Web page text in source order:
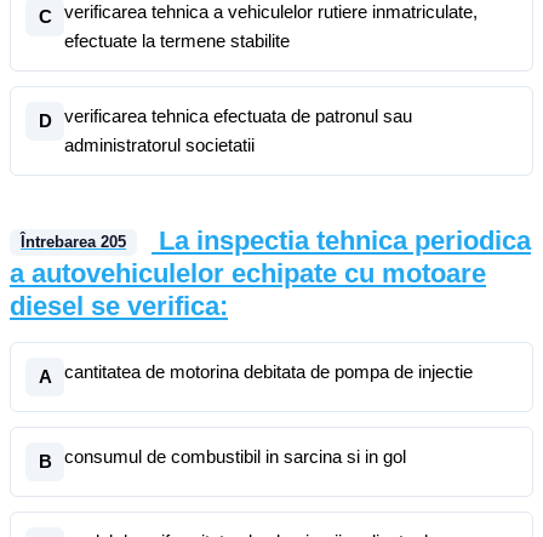
C
verificarea tehnica a vehiculelor rutiere inmatriculate,
efectuate la termene stabilite
D
verificarea tehnica efectuata de patronul sau
administratorul societatii
Întrebarea 205
La inspectia tehnica periodica
a autovehiculelor echipate cu motoare
diesel se verifica:
A cantitatea de motorina debitata de pompa de injectie
B consumul de combustibil in sarcina si in gol